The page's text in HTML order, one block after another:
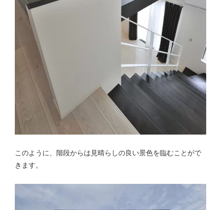
このように、階段からは見晴らしの良い景色を臨むことがで
きます。